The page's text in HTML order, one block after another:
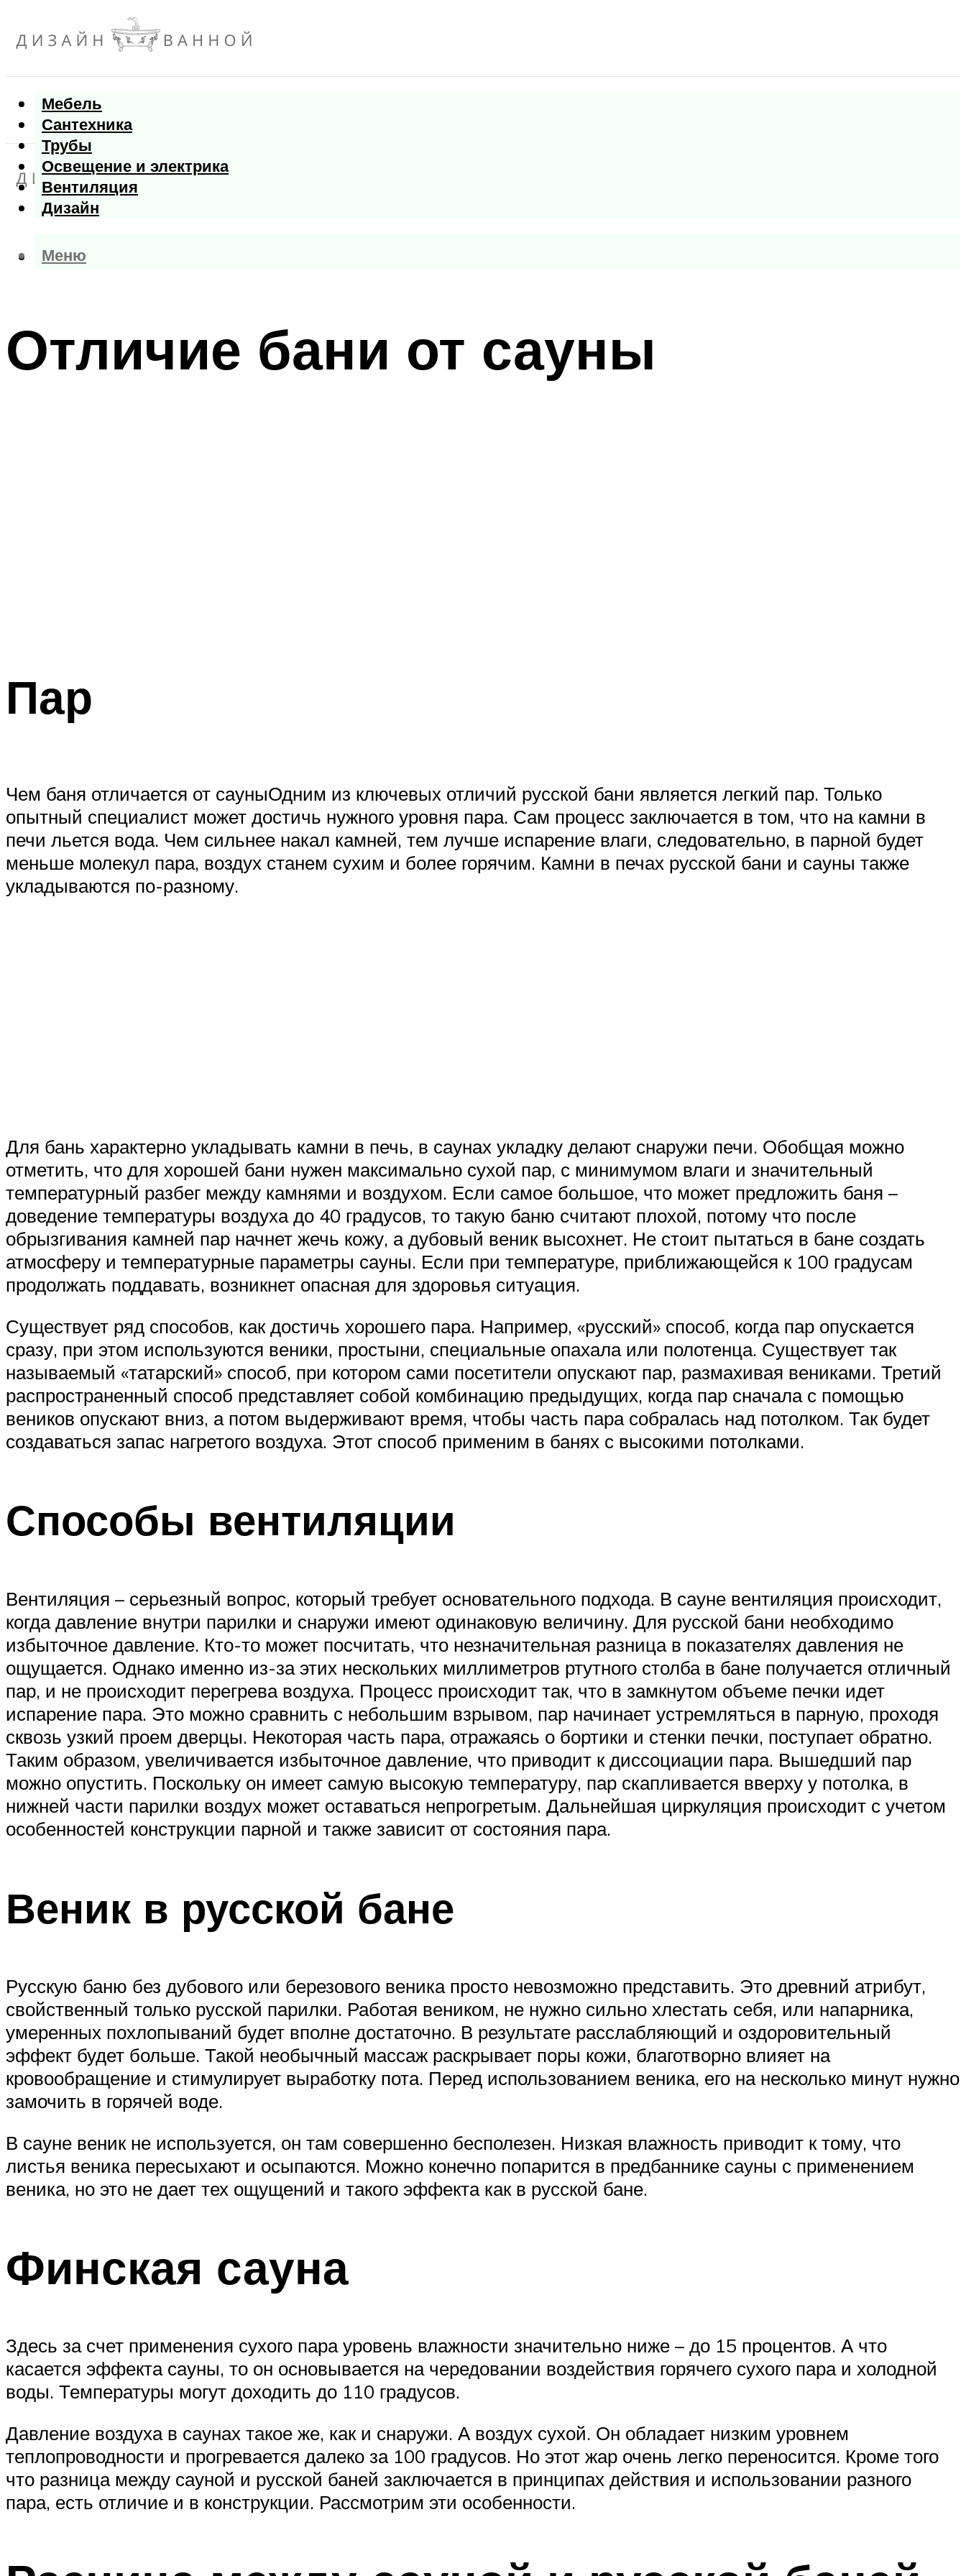
Мебель
Сантехника
Трубы
Освещение и электрика
Вентиляция
Дизайн
Меню
Меню
Отличие бани от сауны
Пар
Чем баня отличается от сауныОдним из ключевых отличий русской бани является легкий пар. Только
опытный специалист может достичь нужного уровня пара. Сам процесс заключается в том, что на камни в
печи льется вода. Чем сильнее накал камней, тем лучше испарение влаги, следовательно, в парной будет
меньше молекул пара, воздух станем сухим и более горячим. Камни в печах русской бани и сауны также
укладываются по-разному.
Для бань характерно укладывать камни в печь, в саунах укладку делают снаружи печи. Обобщая можно
отметить, что для хорошей бани нужен максимально сухой пар, с минимумом влаги и значительный
температурный разбег между камнями и воздухом. Если самое большое, что может предложить баня –
доведение температуры воздуха до 40 градусов, то такую баню считают плохой, потому что после
обрызгивания камней пар начнет жечь кожу, а дубовый веник высохнет. Не стоит пытаться в бане создать
атмосферу и температурные параметры сауны. Если при температуре, приближающейся к 100 градусам
продолжать поддавать, возникнет опасная для здоровья ситуация.
Существует ряд способов, как достичь хорошего пара. Например, «русский» способ, когда пар опускается
сразу, при этом используются веники, простыни, специальные опахала или полотенца. Существует так
называемый «татарский» способ, при котором сами посетители опускают пар, размахивая вениками. Третий
распространенный способ представляет собой комбинацию предыдущих, когда пар сначала с помощью
веников опускают вниз, а потом выдерживают время, чтобы часть пара собралась над потолком. Так будет
создаваться запас нагретого воздуха. Этот способ применим в банях с высокими потолками.
Способы вентиляции
Вентиляция – серьезный вопрос, который требует основательного подхода. В сауне вентиляция происходит,
когда давление внутри парилки и снаружи имеют одинаковую величину. Для русской бани необходимо
избыточное давление. Кто-то может посчитать, что незначительная разница в показателях давления не
ощущается. Однако именно из-за этих нескольких миллиметров ртутного столба в бане получается отличный
пар, и не происходит перегрева воздуха. Процесс происходит так, что в замкнутом объеме печки идет
испарение пара. Это можно сравнить с небольшим взрывом, пар начинает устремляться в парную, проходя
сквозь узкий проем дверцы. Некоторая часть пара, отражаясь о бортики и стенки печки, поступает обратно.
Таким образом, увеличивается избыточное давление, что приводит к диссоциации пара. Вышедший пар
можно опустить. Поскольку он имеет самую высокую температуру, пар скапливается вверху у потолка, в
нижней части парилки воздух может оставаться непрогретым. Дальнейшая циркуляция происходит с учетом
особенностей конструкции парной и также зависит от состояния пара.
Веник в русской бане
Русскую баню без дубового или березового веника просто невозможно представить. Это древний атрибут,
свойственный только русской парилки. Работая веником, не нужно сильно хлестать себя, или напарника,
умеренных похлопываний будет вполне достаточно. В результате расслабляющий и оздоровительный
эффект будет больше. Такой необычный массаж раскрывает поры кожи, благотворно влияет на
кровообращение и стимулирует выработку пота. Перед использованием веника, его на несколько минут нужно
замочить в горячей воде.
В сауне веник не используется, он там совершенно бесполезен. Низкая влажность приводит к тому, что
листья веника пересыхают и осыпаются. Можно конечно попарится в предбаннике сауны с применением
веника, но это не дает тех ощущений и такого эффекта как в русской бане.
Финская сауна
Здесь за счет применения сухого пара уровень влажности значительно ниже – до 15 процентов. А что
касается эффекта сауны, то он основывается на чередовании воздействия горячего сухого пара и холодной
воды. Температуры могут доходить до 110 градусов.
Давление воздуха в саунах такое же, как и снаружи. А воздух сухой. Он обладает низким уровнем
теплопроводности и прогревается далеко за 100 градусов. Но этот жар очень легко переносится. Кроме того
что разница между сауной и русской баней заключается в принципах действия и использовании разного
пара, есть отличие и в конструкции. Рассмотрим эти особенности.